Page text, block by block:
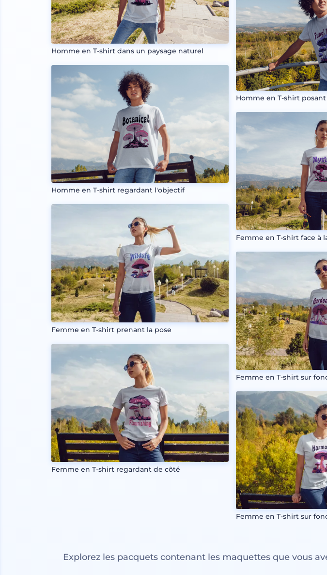
Homme en T-shirt dans un paysage naturel
Homme en T-shirt regardant l'objectif
Femme en T-shirt prenant la pose
Femme en T-shirt regardant de côté
Homme en T-shirt
Femme en T-shirt face à
Femme en T-shirt sur
Femme en T-shirt sur
Explorez les pacquets contenant les maquettes que vous